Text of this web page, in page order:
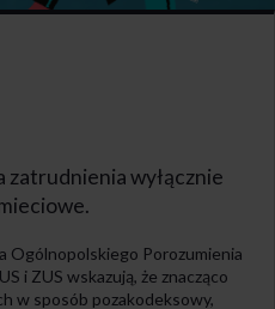
zatrudnienia wyłącznie
Ogólnopolskiego Porozumienia
i ZUS wskazują, że znacząco
w sposób pozakodeksowy,